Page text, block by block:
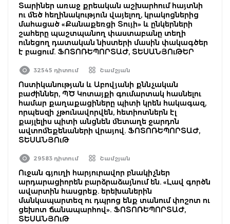
Տարիներ առաջ քրեական աշխարհում հայտնի
ու մեծ հեղինակություն վայելող, կրակոցներից
մահացած «Քանաքեռցի Տույի» և ընկերների
շահերը պաշտպանող փաստաբանը տեղի
ունեցող դատական նիստերի մասին փակագծեր
է բացում. ՖՈՏՈՌԵՊՈՐՏԱԺ, ՏԵՍԱՆՅՈւԹԵՐ
32545 դիտում Շամշյան
Ոստիկանության և Աբովյանի քննչական
բաժիններ, ՊԾ Կոտայքի գումարտակ հասնելու
համար քաղաքացիները պիտի կրեն հակագազ,
որպեսզի չթունավորվեն, հետիոտներն էլ
քայլելիս պիտի անցնեն մետաղե ջարդոն
ավտոմեքենաների վրայով. ՖՈՏՈՌԵՊՈՐՏԱԺ,
ՏԵՍԱՆՅՈւԹ
29583 դիտում Շամշյան
Ուջան գյուղի հարյուրավոր բնակիչներ
արդարացիորեն բարձրաձայնում են. «Լավ գործն
ավարտին հասցրեք. երեխաներին
մանկապարտեզ ու դպրոց ենք տանում փոշոտ ու
ցեխոտ ճանապարհով». ՖՈՏՈՌԵՊՈՐՏԱԺ,
ՏԵՍԱՆՅՈւԹ